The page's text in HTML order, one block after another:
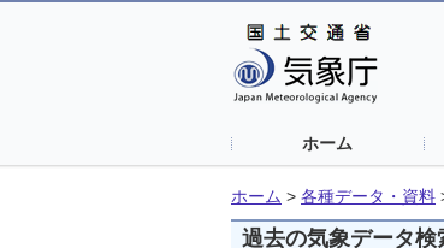
ホーム
ホーム > 各種データ・資料
過去の気象データ検